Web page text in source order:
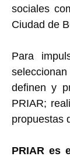
sociales
Ciudad de
Para
definen y
PRIAR;
propuestas
PRIAR es